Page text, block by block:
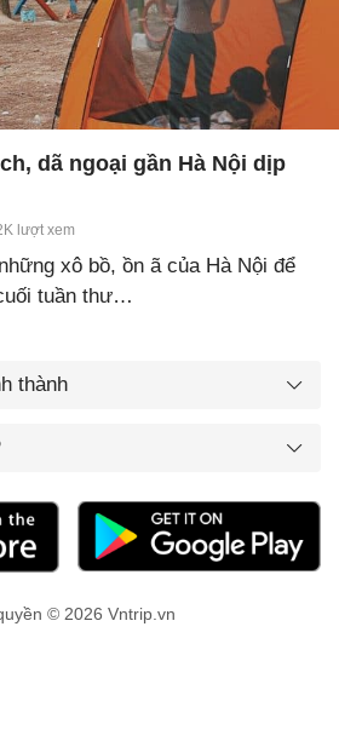
dã ngoại gần Hà Nội dịp
lượt xem
xô bồ, ồn ã của Hà Nội để
tuần thư…
thành
© 2026 Vntrip.vn